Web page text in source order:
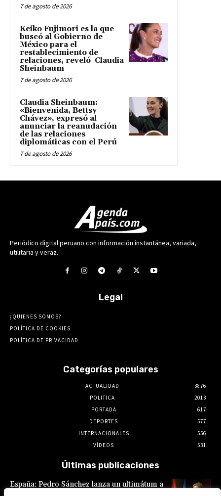
7 de agosto de 2026
Keiko Fujimori es la que
buscó al Gobierno de
México para el
restablecimiento de
relaciones, reveló Claudia
Sheinbaum
7 de agosto de 2026
Claudia Sheinbaum:
«Bienvenida, Bettsy
Chávez», expresó al
anunciar la reanudación
de las relaciones
diplomáticas con el Perú
7 de agosto de 2026
Periódico digital peruano con información instantánea, variada,
utilitaria y veraz.
Legal
¿QUIENES SOMOS?
POLÍTICA DE COOKIES
POLÍTICA DE PRIVACIDAD
Categorías populares
ACTUALIDAD
3876
POLITICA
2013
PORTADA
617
DEPORTES
577
INTERNACIONALES
556
VÍDEOS
531
Últimas publicaciones
España: Pedro Sánchez lanza un ultimátum a